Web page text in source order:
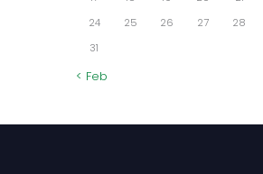
24
25 26 27 28
31
« Feb